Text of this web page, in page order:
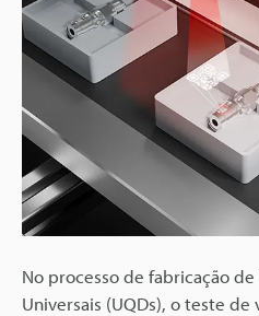
No processo de fabricação
Universais (UQDs), o teste